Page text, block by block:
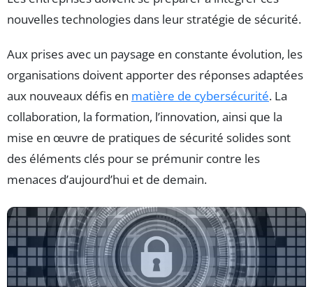
nouvelles technologies dans leur stratégie de sécurité.
Aux prises avec un paysage en constante évolution, les
organisations doivent apporter des réponses adaptées
aux nouveaux défis en matière de cybersécurité. La
collaboration, la formation, l’innovation, ainsi que la
mise en œuvre de pratiques de sécurité solides sont
des éléments clés pour se prémunir contre les
menaces d’aujourd’hui et de demain.